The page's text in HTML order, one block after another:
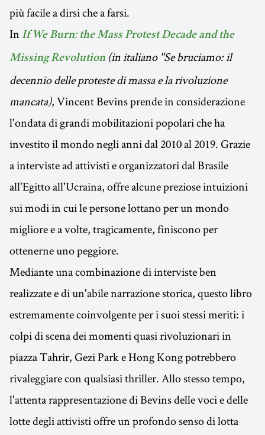
più facile a dirsi che a farsi.
In If We Burn: the Mass Protest Decade and the
Missing Revolution (in italiano "Se bruciamo: il
decennio delle proteste di massa e la rivoluzione
mancata), Vincent Bevins prende in considerazione
l'ondata di grandi mobilitazioni popolari che ha
investito il mondo negli anni dal 2010 al 2019. Grazie
a interviste ad attivisti e organizzatori dal Brasile
all'Egitto all'Ucraina, offre alcune preziose intuizioni
sui modi in cui le persone lottano per un mondo
migliore e a volte, tragicamente, finiscono per
ottenerne uno peggiore.
Mediante una combinazione di interviste ben
realizzate e di un'abile narrazione storica, questo libro
estremamente coinvolgente per i suoi stessi meriti: i
colpi di scena dei momenti quasi rivoluzionari in
piazza Tahrir, Gezi Park e Hong Kong potrebbero
rivaleggiare con qualsiasi thriller. Allo stesso tempo,
l'attenta rappresentazione di Bevins delle voci e delle
lotte degli attivisti offre un profondo senso di lotta